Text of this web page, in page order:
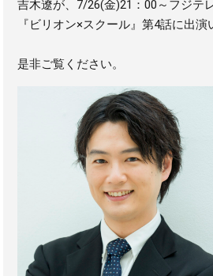
吉木遼が、7/26(金)21：00～フジテ
『ビリオン×スクール』第4話に出演
是非ご覧ください。